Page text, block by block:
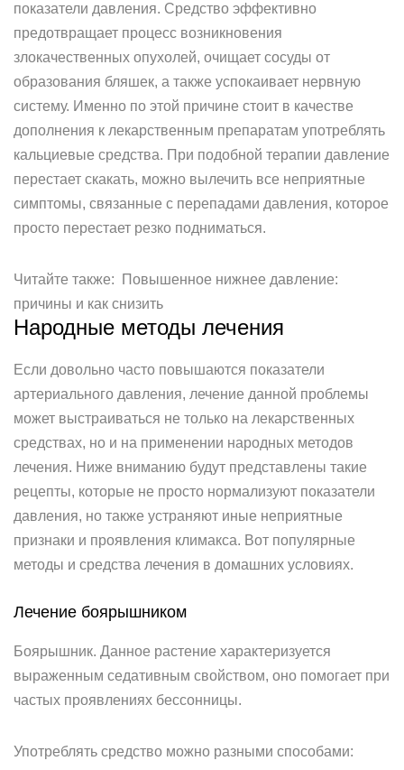
показатели давления. Средство эффективно
предотвращает процесс возникновения
злокачественных опухолей, очищает сосуды от
образования бляшек, а также успокаивает нервную
систему. Именно по этой причине стоит в качестве
дополнения к лекарственным препаратам употреблять
кальциевые средства. При подобной терапии давление
перестает скакать, можно вылечить все неприятные
симптомы, связанные с перепадами давления, которое
просто перестает резко подниматься.
Читайте также: Повышенное нижнее давление:
причины и как снизить
Народные методы лечения
Если довольно часто повышаются показатели
артериального давления, лечение данной проблемы
может выстраиваться не только на лекарственных
средствах, но и на применении народных методов
лечения. Ниже вниманию будут представлены такие
рецепты, которые не просто нормализуют показатели
давления, но также устраняют иные неприятные
признаки и проявления климакса. Вот популярные
методы и средства лечения в домашних условиях.
Лечение боярышником
Боярышник. Данное растение характеризуется
выраженным седативным свойством, оно помогает при
частых проявлениях бессонницы.
Употреблять средство можно разными способами: